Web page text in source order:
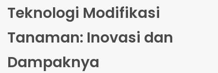
Teknologi Modifikasi
Tanaman: Inovasi dan
Dampaknya